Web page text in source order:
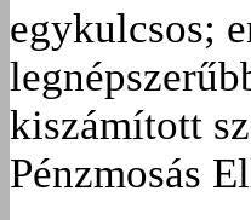
egykulcsos;
kiszámított
Pénzmosás